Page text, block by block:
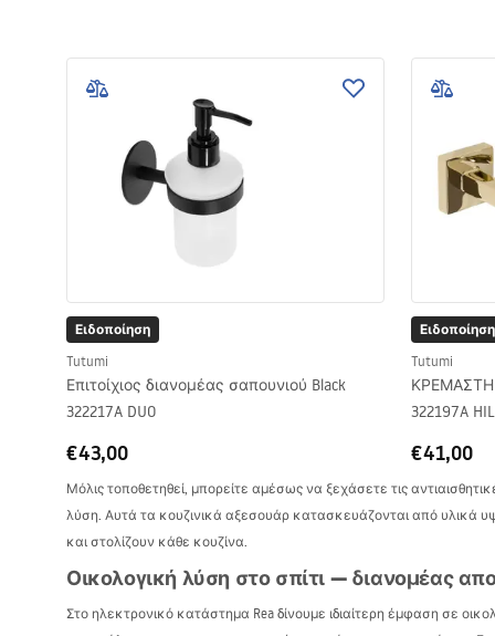
Ειδοποίηση
Tutumi
Επιτοίχιος διανομέας σαπουνιού Black
322217A DUO
€43,00
Ειδοποίηση
Tutumi
322197A
€41,00
Μόλις τοποθετηθεί, μπορείτε αμέσως να ξεχάσετε τις
λύση. Αυτά τα κουζινικά αξεσουάρ κατασκευάζονται από υλικά
και στολίζουν κάθε κουζίνα.
Οικολογική λύση στο σπίτι — διανομέας
Στο ηλεκτρονικό κατάστημα Rea δίνουμε ιδιαίτερη έμφαση σε